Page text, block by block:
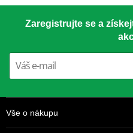
Zaregistrujte se a
Vše o nákupu